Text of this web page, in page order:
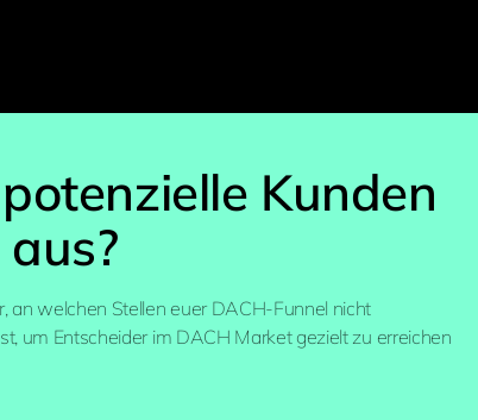
Kunden
an welchen Stellen euer DACH-Funnel nicht
um Entscheider im DACH Market gezielt zu erreichen